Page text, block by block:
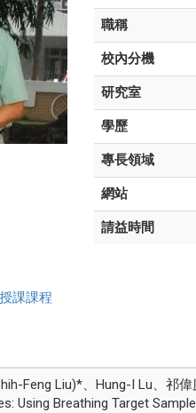
職稱
校內分機
研究室
學歷
專長領域
網站
請益時間
授課課程
Feng Liu)*、Hung-I Lu、祁
Using Breathing Target